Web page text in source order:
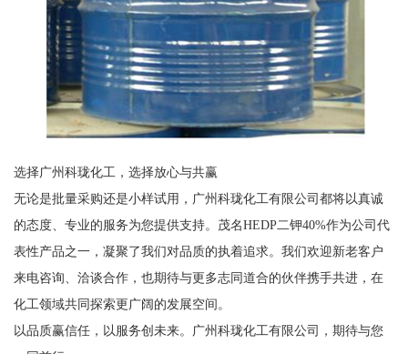
选择广州科珑化工，选择放心与共赢
无论是批量采购还是小样试用，广州科珑化工有限公司都将以真诚
的态度、专业的服务为您提供支持。茂名HEDP二钾40%作为公司代
表性产品之一，凝聚了我们对品质的执着追求。我们欢迎新老客户
来电咨询、洽谈合作，也期待与更多志同道合的伙伴携手共进，在
化工领域共同探索更广阔的发展空间。
以品质赢信任，以服务创未来。广州科珑化工有限公司，期待与您